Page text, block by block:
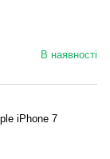
В наявності
iPhone 7